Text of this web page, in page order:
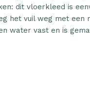
dit vloerkleed is
het vuil weg met
water vast en is